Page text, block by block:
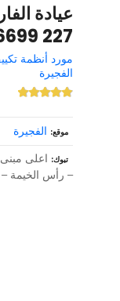
227 6699
مورد أنظمة
الفجيرة
موقع الفجيرة
تبوك
اعلى
– رأس الخيمة –